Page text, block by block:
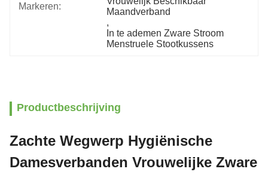
Markeren:
Maandverband
,
In te ademen Zware Stroom
Menstruele Stootkussens
Productbeschrijving
Zachte Wegwerp Hygiënische
Damesverbanden Vrouwelijke Zware